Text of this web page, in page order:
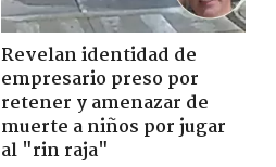
Revelan identidad de
empresario preso por
retener y amenazar de
muerte a niños por jugar
al "rin raja"